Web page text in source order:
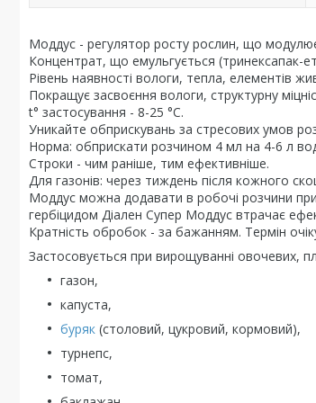
Моддус - регулятор росту рослин, що
Концентрат, що емульгується (тринексапак-
Рівень наявності вологи, тепла, елементів
Покращує засвоєння вологи, структурну
t° застосування - 8-25 °С.
Уникайте обприскувань за стресових умов
Норма: обприскати розчином 4 мл на 4-6 л
Строки - чим раніше, тим ефективніше.
Для газонів: через тиждень після кожного
Моддус можна додавати в робочі розчини при
гербіцидом Діален Супер Моддус втрачає
Кратність обробок - за бажанням. Термін
Застосовується при вирощуванні овочевих,
газон,
капуста,
буряк (столовий, цукровий, кормовий),
турнепс,
томат,